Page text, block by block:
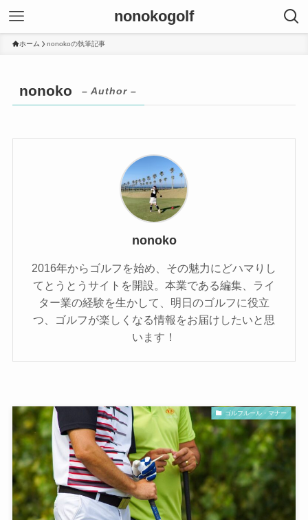
nonokogolf
ホーム nonokoの執筆記事
nonoko – Author –
nonoko
2016年からゴルフを始め、その魅力にどハマりし
てとうとうサイトを開設。本業である編集、ライ
ター業の経験を生かして、明日のゴルフに役立
つ、ゴルフが楽しくなる情報をお届けしたいと思
います！
ゴルフルール・マナー